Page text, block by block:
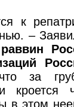
к
–
за
кроется
в этом